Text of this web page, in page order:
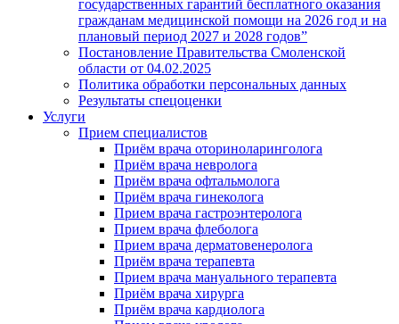
государственных гарантий бесплатного оказания
гражданам медицинской помощи на 2026 год и на
плановый период 2027 и 2028 годов”
Постановление Правительства Смоленской
области от 04.02.2025
Политика обработки персональных данных
Результаты спецоценки
Услуги
Прием специалистов
Приём врача оториноларинголога
Приём врача невролога
Приём врача офтальмолога
Приём врача гинеколога
Прием врача гастроэнтеролога
Прием врача флеболога
Прием врача дерматовенеролога
Приём врача терапевта
Прием врача мануального терапевта
Приём врача хирурга
Приём врача кардиолога